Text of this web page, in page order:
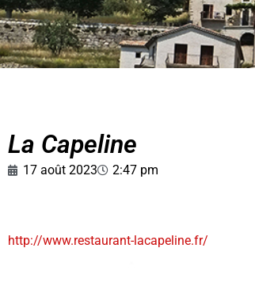
La Capeline
17 août 2023 2:47 pm
http://www.restaurant-lacapeline.fr/